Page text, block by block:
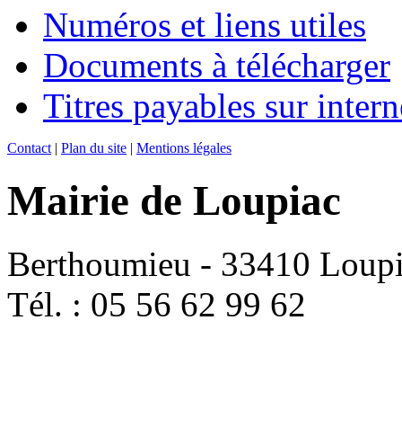
Numéros et liens utiles
Documents à télécharger
Titres payables sur
Contact | Plan du site | Mentions légales
Mairie de Loupiac
Berthoumieu - 33410
Tél. : 05 56 62 99 62